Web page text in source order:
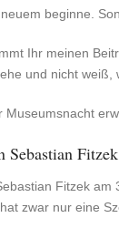
beginne.
Ihr meinen
und nicht weiß,
Museumsnacht
Sebastian
Fitzek am
zwar nur eine